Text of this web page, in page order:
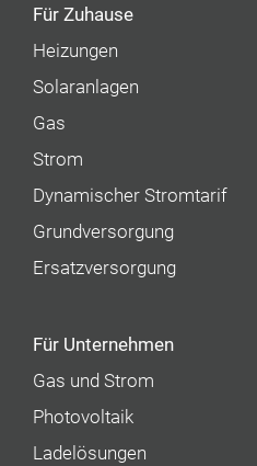
Für Zuhause
Heizungen
Solaranlagen
Gas
Strom
Dynamischer Stromtarif
Grundversorgung
Ersatzversorgung
Für Unternehmen
Gas und Strom
Photovoltaik
Ladelösungen